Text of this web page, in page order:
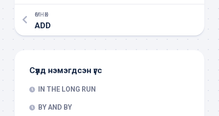
ӨМНӨХ
ADD
Сүүлд нэмэгдсэн үгс
IN THE LONG RUN
BY AND BY